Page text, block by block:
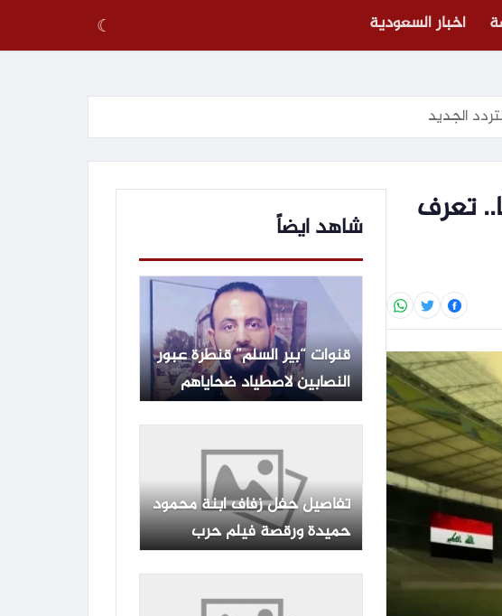
أخبار السعودية ☾
تعرف
شاهد ايضاً
قنوات “بير السلم” قنطرة عبور
النصابين لاصطياد ضحاياهم
تفاصيل حفل زفاف ابنة محمود
حميدة ورقصة فيلم حرب
الفراولة